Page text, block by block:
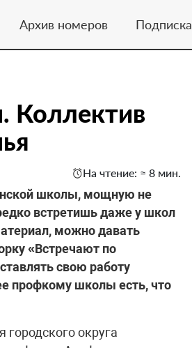
Архив номеров Подписка
Коллектив
На чтение: ≈ 8 мин.
школы, мощную не
встретишь даже у школ
можно давать
«Встречают по
свою работу
профкому школы есть, что
округа